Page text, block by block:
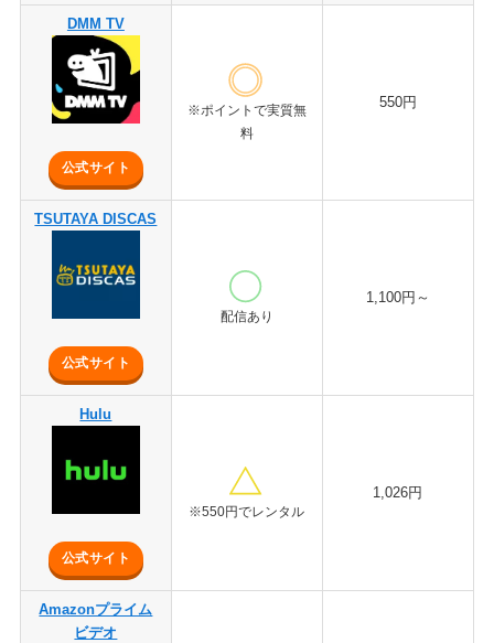
DMM TV
公式サイト
※ポイントで実質無
料
550円
TSUTAYA DISCAS
公式サイト
配信あり
1,100円～
Hulu
公式サイト
※550円でレンタル
1,026円
Amazonプライム
ビデオ